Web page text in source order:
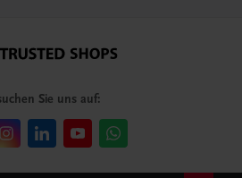
Sie uns auf: